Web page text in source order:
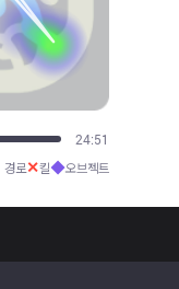
26:40
경로✕킬◆오브젝트